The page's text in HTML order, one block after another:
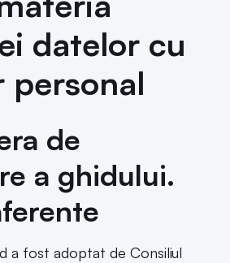
datelor cu
personal
de
a ghidului.
a fost adoptat de Consiliul